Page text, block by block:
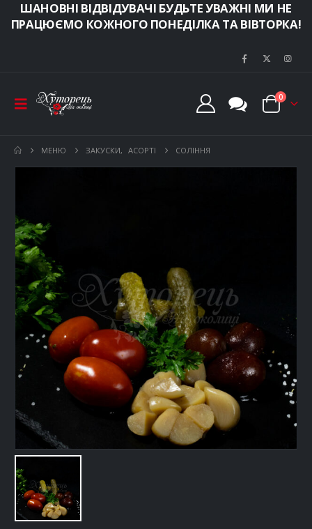
ШАНОВНІ ВІДВІДУВАЧІ БУДЬТЕ УВАЖНІ МИ НЕ
ПРАЦЮЄМО КОЖНОГО ПОНЕДІЛКА ТА ВІВТОРКА!
0
МЕНЮ ЗАКУСКИ, АСОРТІ СОЛІННЯ